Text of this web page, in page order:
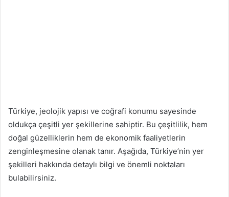
Türkiye, jeolojik yapısı ve coğrafi konumu sayesinde
oldukça çeşitli yer şekillerine sahiptir. Bu çeşitlilik, hem
doğal güzelliklerin hem de ekonomik faaliyetlerin
zenginleşmesine olanak tanır. Aşağıda, Türkiye’nin yer
şekilleri hakkında detaylı bilgi ve önemli noktaları
bulabilirsiniz.